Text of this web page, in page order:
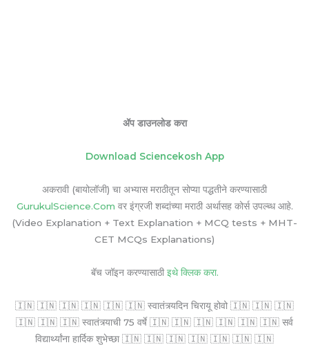
ॲप डाउनलोड करा
Download Sciencekosh App
अकरावी (बायोलॉजी) चा अभ्यास मराठीतून सोप्या पद्धतीने करण्यासाठी
GurukulScience.Com वर इंग्रजी शब्दांच्या मराठी अर्थासह कोर्स उपल्ब्ध आहे.
(Video Explanation + Text Explanation + MCQ tests + MHT-
CET MCQs Explanations)
बॅच जॉइन करण्यासाठी इथे क्लिक करा.
🇮🇳 🇮🇳 🇮🇳 🇮🇳 🇮🇳 🇮🇳 स्वातंत्र्यदिन चिरायू होवो 🇮🇳 🇮🇳 🇮🇳
🇮🇳 🇮🇳 🇮🇳 स्वातंत्र्याची 75 वर्षे 🇮🇳 🇮🇳 🇮🇳 🇮🇳 🇮🇳 🇮🇳 सर्व
विद्यार्थ्यांना हार्दिक शुभेच्छा 🇮🇳 🇮🇳 🇮🇳 🇮🇳 🇮🇳 🇮🇳 🇮🇳